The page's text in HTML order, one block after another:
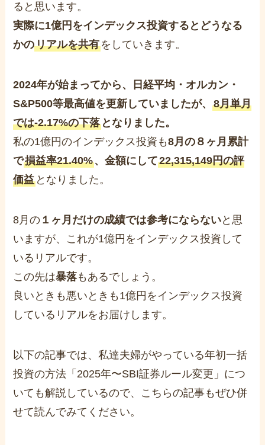
ると思います。
実際に1億円をインデックス投資するとどうなる
かのリアルを共有をしていきます。
2024年が始まってから、日経平均・オルカン・
S&P500等最高値を更新していましたが、8月単月
では-2.17%の下落 となりました。
私の1億円のインデックス投資も8月の８ヶ月累計
で損益率21.40%、金額にして22,315,149円の評
価益 となりました。
8月の １ヶ月だけの成績では参考にならないと思
いますが、これが1億円をインデックス投資して
いるリアルです。
この先は暴落もあるでしょう。
良いときも悪いときも1億円をインデックス投資
しているリアルをお届けします。
以下の記事では、私達夫婦がやっている年初一括
投資の方法「2025年〜SBI証券ルール変更」につ
いても解説しているので、こちらの記事もぜひ併
せて読んでみてください。